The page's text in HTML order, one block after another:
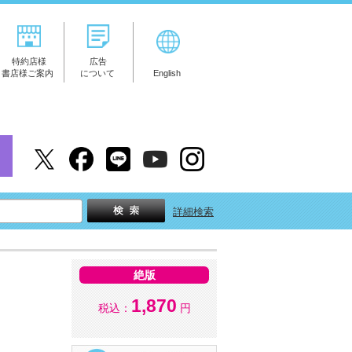
特約店様
書店様ご案内
広告
について
English
詳細検索
絶版
税込： 1,870 円